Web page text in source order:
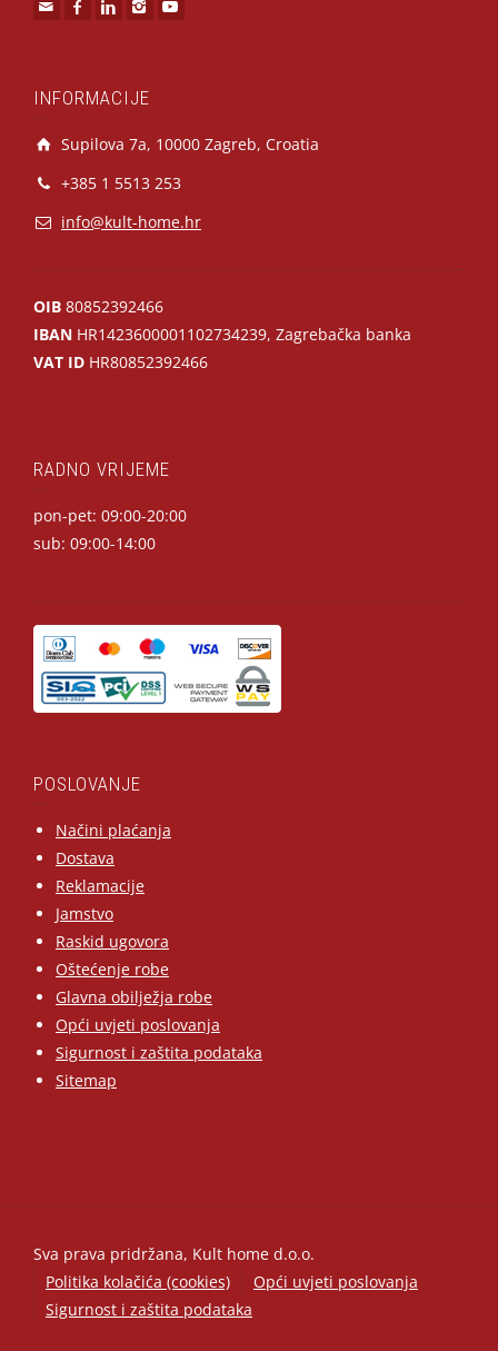
INFORMACIJE
Supilova 7a, 10000 Zagreb, Croatia
+385 1 5513 253
info@kult-home.hr
OIB 80852392466
IBAN HR1423600001102734239, Zagrebačka banka
VAT ID HR80852392466
RADNO VRIJEME
pon-pet: 09:00-20:00
sub: 09:00-14:00
POSLOVANJE
Načini plaćanja
Dostava
Reklamacije
Jamstvo
Raskid ugovora
Oštećenje robe
Glavna obilježja robe
Opći uvjeti poslovanja
Sigurnost i zaštita podataka
Sitemap
Sva prava pridržana, Kult home d.o.o.
Politika kolačića (cookies)
Opći uvjeti poslovanja
Sigurnost i zaštita podataka